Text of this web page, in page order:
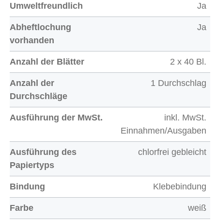
Umweltfreundlich Ja
Abheftlochung
vorhanden
Ja
Anzahl der Blätter 2 x 40 Bl.
Anzahl der
Durchschläge
1 Durchschlag
Ausführung der MwSt.
inkl. MwSt.
Einnahmen/Ausgaben
Ausführung des
Papiertyps
chlorfrei gebleicht
Bindung Klebebindung
Farbe weiß